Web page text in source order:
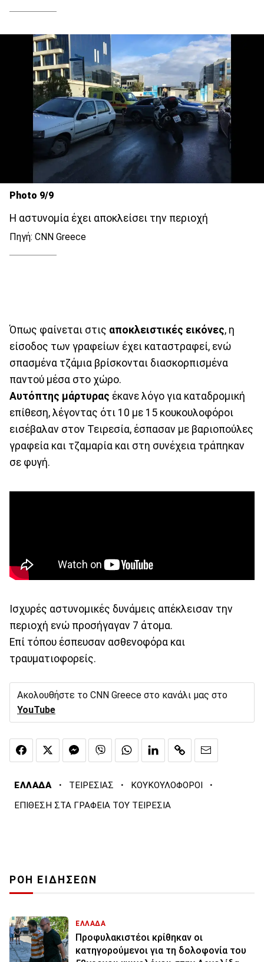
Photo 9/9
Η αστυνομία έχει αποκλείσει την περιοχή
Πηγή: CNN Greece
Όπως φαίνεται στις αποκλειστικές εικόνες, η
είσοδος των γραφείων έχει καταστραφεί, ενώ
σπασμένα τζάμια βρίσκονται διασκορπισμένα
παντού μέσα στο χώρο.
Αυτόπτης μάρτυρας έκανε λόγο για καταδρομική
επίθεση, λέγοντας ότι 10 με 15 κουκουλοφόροι
εισέβαλαν στον Τειρεσία, έσπασαν με βαριοπούλες
γραφεία και τζαμαρία και στη συνέχεια τράπηκαν
σε φυγή.
Ισχυρές αστυνομικές δυνάμεις απέκλεισαν την
περιοχή ενώ προσήγαγαν 7 άτομα.
Επί τόπου έσπευσαν ασθενοφόρα και
τραυματιοφορείς.
Ακολουθήστε το CNN Greece στο κανάλι μας στο
YouTube
ΕΛΛΑΔΑ · ΤΕΙΡΕΣΙΑΣ · ΚΟΥΚΟΥΛΟΦΟΡΟΙ ·
ΕΠΙΘΕΣΗ ΣΤΑ ΓΡΑΦΕΙΑ ΤΟΥ ΤΕΙΡΕΣΙΑ
ΡΟΗ ΕΙΔΗΣΕΩΝ
ΕΛΛΑΔΑ
Προφυλακιστέοι κρίθηκαν οι
κατηγορούμενοι για τη δολοφονία του